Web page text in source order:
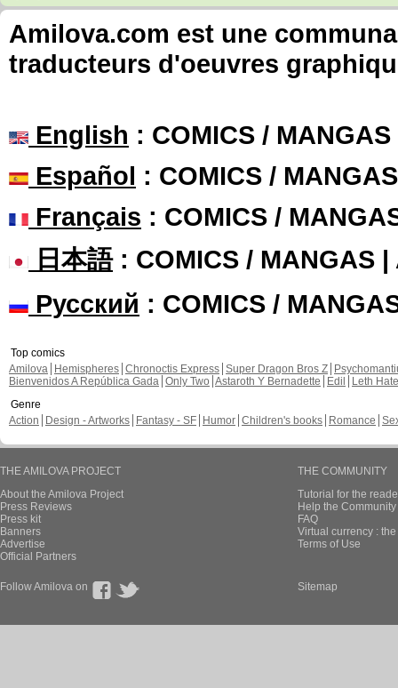
Amilova.com est une
traducteurs d'oeuvres
English : COMICS /
Español : COMICS /
Français : COMICS /
日本語: COMICS / MANGAS |
Русский : COMICS /
Top comics
Amilova
Hemispheres Chronoctis Express Super Dragon Bros Z
Bienvenidos A República Gada Only Two Astaroth Y Bernadette Edil
Leth Hate
Genre
Action
Design - Artworks Fantasy - SF Humor Children's books Romance
THE AMILOVA PROJECT
About the Amilova Project
Press Reviews
Press kit
Banners
Advertise
Official Partners
THE COMMUNITY
Tutorial for the
Help the
FAQ
Virtual currency :
Terms of Use
Follow Amilova on Sitemap